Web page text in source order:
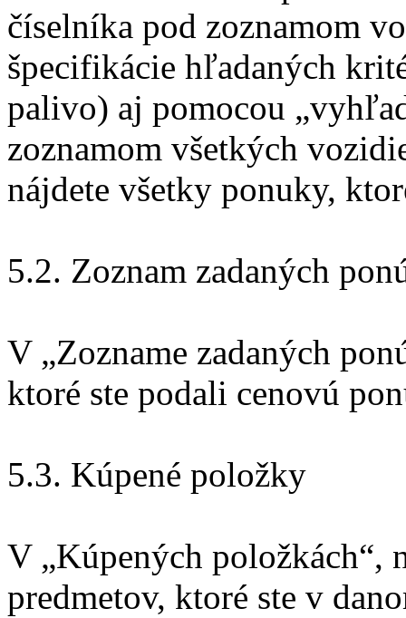
číselníka pod zoznamom
špecifikácie hľadaných
palivo) aj pomocou
zoznamom všetkých
nájdete všetky ponuky,
5.2. Zoznam zadaných
V „Zozname zadaných
ktoré ste podali cenovú
5.3. Kúpené položky
V „Kúpených položkách“,
predmetov, ktoré ste v